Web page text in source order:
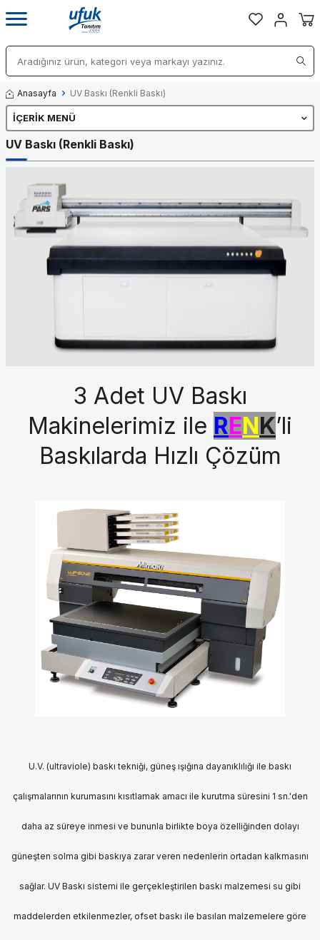
Anasayfa UV Baskı (Renkli Baskı)
İÇERIK MENÜ
UV Baskı (Renkli Baskı)
3 Adet UV Baskı
Makinelerimiz ile RENK’li
Baskılarda Hızlı Çözüm
U.V. (ultraviole) baskı tekniği, güneş ışığına dayanıklılığı ile baskı
çalışmalarının kurumasını kısıtlamak amacı ile kurutma süresini 1 sn.'den
daha az süreye inmesi ve bununla birlikte boya özelliğinden dolayı
güneşten solma gibi baskıya zarar veren nedenlerin ortadan kalkmasını
sağlar. UV Baskı sistemi ile gerçekleştirilen baskı malzemesi su gibi
maddelerden etkilenmezler, ofset baskı ile basılan malzemelere göre